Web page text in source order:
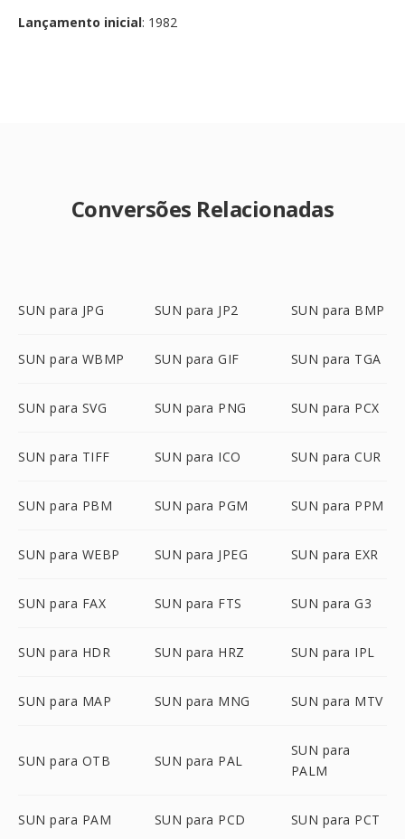
Lançamento inicial: 1982
Conversões Relacionadas
SUN para JPG SUN para JP2 SUN para BMP
SUN para WBMP SUN para GIF SUN para TGA
SUN para SVG SUN para PNG SUN para PCX
SUN para TIFF SUN para ICO SUN para CUR
SUN para PBM SUN para PGM SUN para PPM
SUN para WEBP SUN para JPEG SUN para EXR
SUN para FAX SUN para FTS SUN para G3
SUN para HDR SUN para HRZ SUN para IPL
SUN para MAP SUN para MNG SUN para MTV
SUN para OTB SUN para PAL
SUN para
PALM
SUN para PAM SUN para PCD SUN para PCT